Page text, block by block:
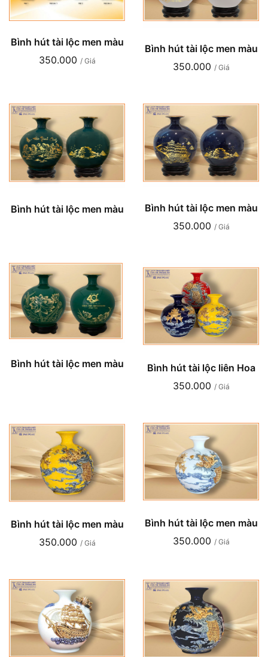
Bình hút tài lộc men màu
350.000 / Giá
Bình hút tài lộc men màu
350.000 / Giá
Bình hút tài lộc men màu
Bình hút tài lộc men màu
350.000 / Giá
Bình hút tài lộc men màu
Bình hút tài lộc liên Hoa
350.000 / Giá
Bình hút tài lộc men màu
350.000 / Giá
Bình hút tài lộc men màu
350.000 / Giá